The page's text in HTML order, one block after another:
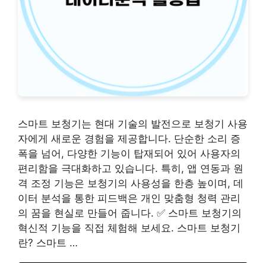
스마트 보청기는 현대 기술의 발전으로 보청기 사용
자에게 새로운 경험을 제공합니다. 단순한 소리 증
폭을 넘어, 다양한 기능이 탑재되어 있어 사용자의
편리함을 극대화하고 있습니다. 특히, 앱 연동과 원
격 조정 기능은 보청기의 사용성을 한층 높이며, 데
이터 분석을 통한 피드백은 개인 맞춤형 청력 관리
의 꿈을 현실로 만들어 줍니다. ✅ 스마트 보청기의
혁신적 기능을 직접 체험해 보세요. 스마트 보청기
란? 스마트 …